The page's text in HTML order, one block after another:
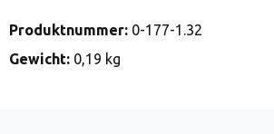
Produktnummer: 0-177-1.32
Gewicht: 0,19 kg